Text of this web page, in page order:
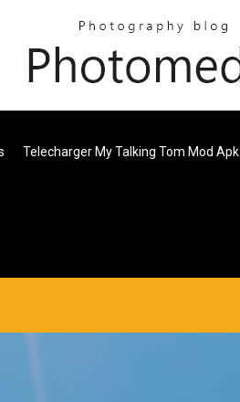
Telecharger My Talking Tom Mod Apk